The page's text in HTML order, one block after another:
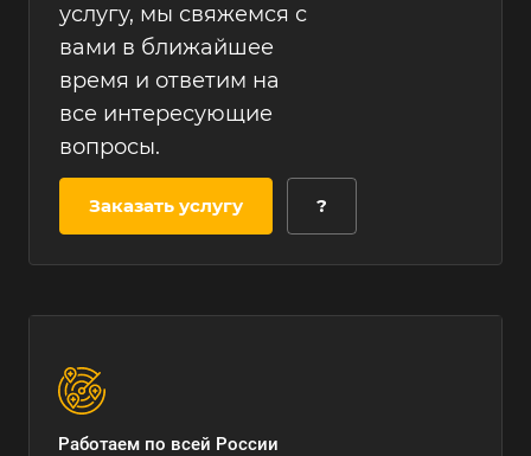
услугу, мы свяжемся с
вами в ближайшее
время и ответим на
все интересующие
вопросы.
Заказать услугу ?
Работаем по всей России